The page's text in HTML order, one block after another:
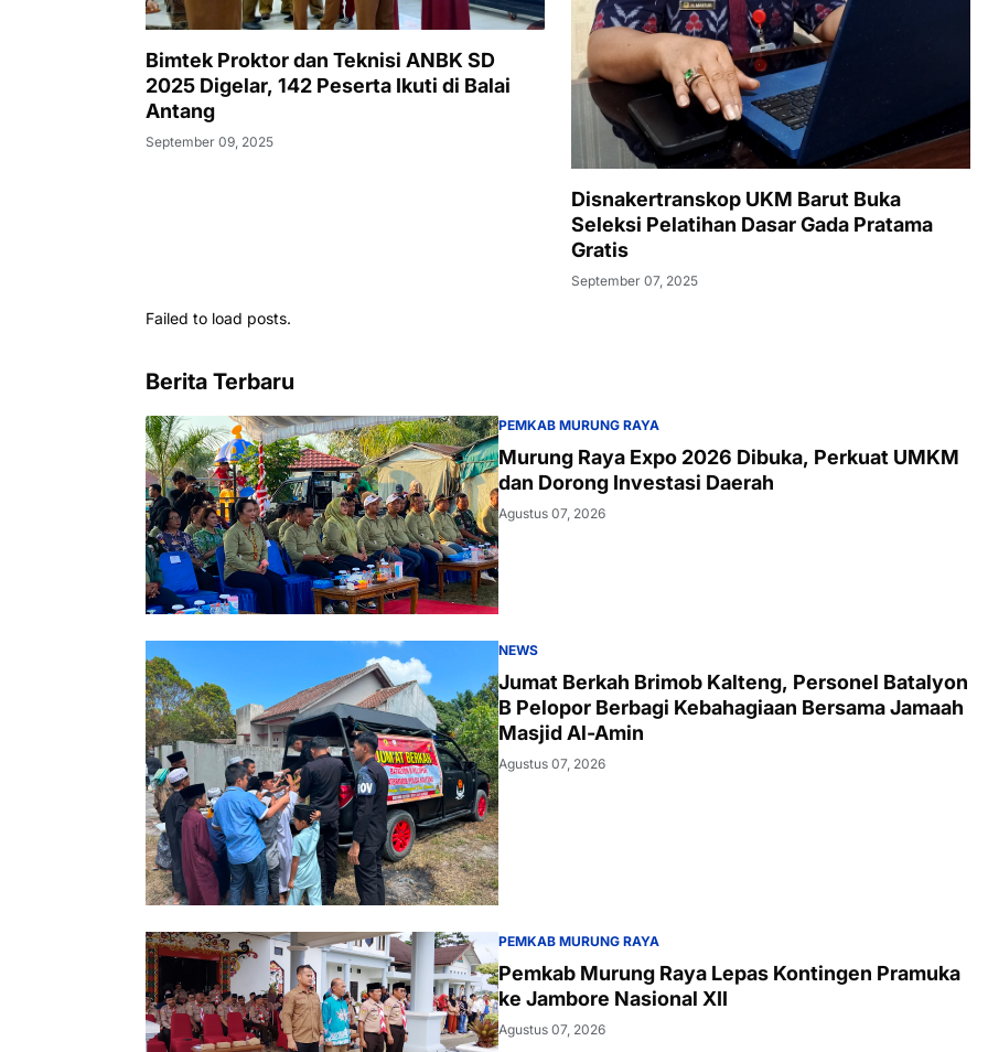
Bimtek Proktor dan Teknisi ANBK SD
2025 Digelar, 142 Peserta Ikuti di Balai
Antang
September 09, 2025
Disnakertranskop UKM Barut Buka
Seleksi Pelatihan Dasar Gada Pratama
Gratis
September 07, 2025
Failed to load posts.
Berita Terbaru
PEMKAB MURUNG RAYA
Murung Raya Expo 2026 Dibuka, Perkuat UMKM
dan Dorong Investasi Daerah
Agustus 07, 2026
NEWS
Jumat Berkah Brimob Kalteng, Personel Batalyon
B Pelopor Berbagi Kebahagiaan Bersama Jamaah
Masjid Al-Amin
Agustus 07, 2026
PEMKAB MURUNG RAYA
Pemkab Murung Raya Lepas Kontingen Pramuka
ke Jambore Nasional XII
Agustus 07, 2026